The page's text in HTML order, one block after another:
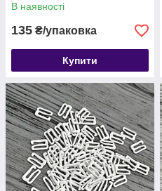
В наявності
135 ₴/упаковка
Купити